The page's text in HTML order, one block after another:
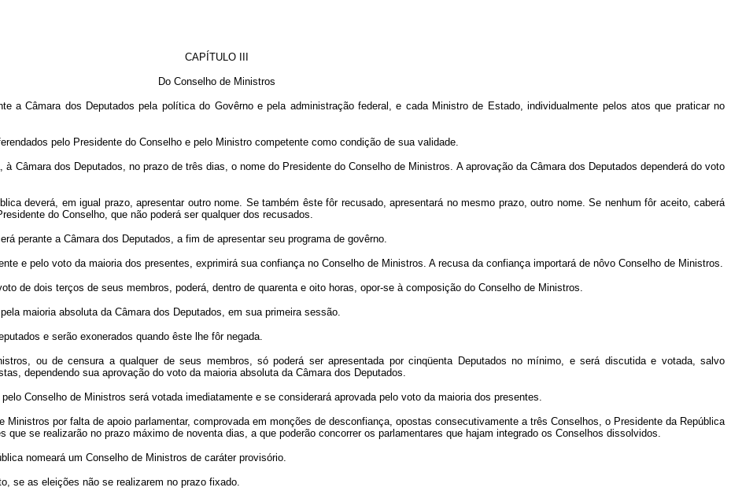
CAPÍTULO III
Do Conselho de Ministros
a Câmara dos Deputados pela política do Govêrno e pela administração federal, e cada Ministro de Estado, individualmente pelos atos que praticar no
pelo Presidente do Conselho e pelo Ministro competente como condição de sua validade.
Câmara dos Deputados, no prazo de três dias, o nome do Presidente do Conselho de Ministros. A aprovação da Câmara dos Deputados dependerá do voto
deverá, em igual prazo, apresentar outro nome. Se também êste fôr recusado, apresentará no mesmo prazo, outro nome. Se nenhum fôr aceito, caberá
do Conselho, que não poderá ser qualquer dos recusados.
perante a Câmara dos Deputados, a fim de apresentar seu programa de govêrno.
e pelo voto da maioria dos presentes, exprimirá sua confiança no Conselho de Ministros. A recusa da confiança importará de nôvo Conselho de Ministros.
de dois terços de seus membros, poderá, dentro de quarenta e oito horas, opor-se à composição do Conselho de Ministros.
maioria absoluta da Câmara dos Deputados, em sua primeira sessão.
e serão exonerados quando êste lhe fôr negada.
ou de censura a qualquer de seus membros, só poderá ser apresentada por cinqüenta Deputados no mínimo, e será discutida e votada, salvo
dependendo sua aprovação do voto da maioria absoluta da Câmara dos Deputados.
Conselho de Ministros será votada imediatamente e se considerará aprovada pelo voto da maioria dos presentes.
por falta de apoio parlamentar, comprovada em monções de desconfiança, opostas consecutivamente a três Conselhos, o Presidente da República
se realizarão no prazo máximo de noventa dias, a que poderão concorrer os parlamentares que hajam integrado os Conselhos dissolvidos.
nomeará um Conselho de Ministros de caráter provisório.
se as eleições não se realizarem no prazo fixado.